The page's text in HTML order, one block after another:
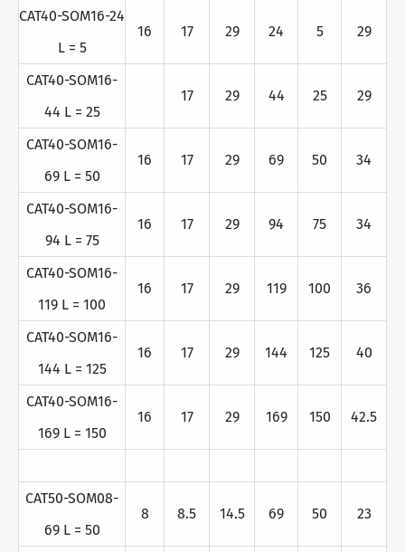
CAT40-SOM16-24
L = 5
16 17 29 24 5 29
CAT40-SOM16-
44 L = 25
17 29 44 25 29
CAT40-SOM16-
69 L = 50
16 17 29 69 50 34
CAT40-SOM16-
94 L = 75
16 17 29 94 75 34
CAT40-SOM16-
119 L = 100
16 17 29 119 100 36
CAT40-SOM16-
144 L = 125
16 17 29 144 125 40
CAT40-SOM16-
169 L = 150
16 17 29 169 150 42.5
CAT50-SOM08-
69 L = 50
8 8.5 14.5 69 50 23